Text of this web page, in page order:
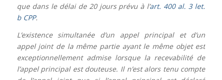
que dans le délai de 20 jours prévu à l’art. 400 al. 3 let.
b CPP.
L’existence simultanée d’un appel principal et d’un
appel joint de la même partie ayant le même objet est
exceptionnellement admise lorsque la recevabilité de
l’appel principal est douteuse. Il n’est alors tenu compte